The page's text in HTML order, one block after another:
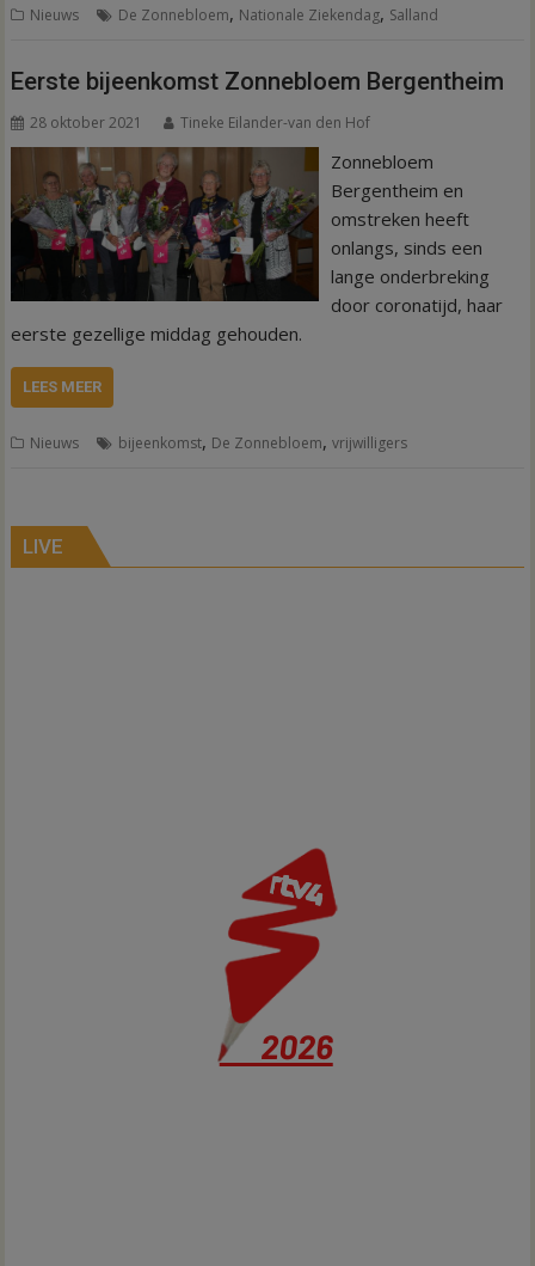
Nieuws De Zonnebloem, Nationale Ziekendag, Salland
Eerste bijeenkomst Zonnebloem Bergentheim
28 oktober 2021 Tineke Eilander-van den Hof
Zonnebloem
Bergentheim en
omstreken heeft
onlangs, sinds een
lange onderbreking
door coronatijd, haar
eerste gezellige middag gehouden.
LEES MEER
Nieuws bijeenkomst, De Zonnebloem,vrijwilligers
LIVE